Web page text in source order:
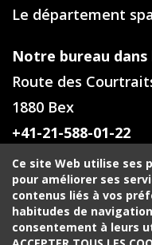
Ce site Web utilise ses
pour améliorer ses
contenus liés à vos
habitudes de
consentement à leurs
Le département
Notre bureau dans
Route des
1880 Bex
+41-21-588-01-22
Notre bureau en
Rue du Golf 39
1971 Grimisuat